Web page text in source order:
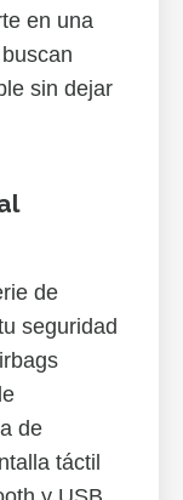
en una
sin dejar
de
seguridad
de
táctil